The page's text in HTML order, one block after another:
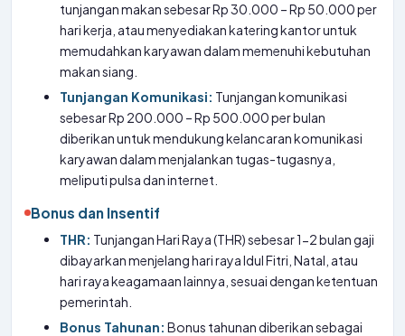
tunjangan makan sebesar Rp 30.000 – Rp 50.000 per
hari kerja, atau menyediakan katering kantor untuk
memudahkan karyawan dalam memenuhi kebutuhan
makan siang.
Tunjangan Komunikasi: Tunjangan komunikasi
sebesar Rp 200.000 – Rp 500.000 per bulan
diberikan untuk mendukung kelancaran komunikasi
karyawan dalam menjalankan tugas-tugasnya,
meliputi pulsa dan internet.
Bonus dan Insentif
THR: Tunjangan Hari Raya (THR) sebesar 1-2 bulan gaji
dibayarkan menjelang hari raya Idul Fitri, Natal, atau
hari raya keagamaan lainnya, sesuai dengan ketentuan
pemerintah.
Bonus Tahunan: Bonus tahunan diberikan sebagai